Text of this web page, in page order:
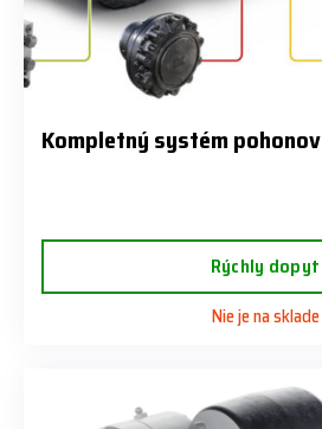
Kompletný systém pohonov
Rýchly dopyt
Nie je na sklade